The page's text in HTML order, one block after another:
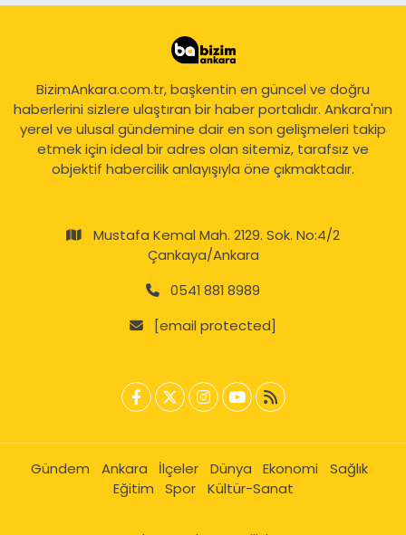
BizimAnkara.com.tr, başkentin en güncel ve doğru
haberlerini sizlere ulaştıran bir haber portalıdır. Ankara'nın
yerel ve ulusal gündemine dair en son gelişmeleri takip
etmek için ideal bir adres olan sitemiz, tarafsız ve
objektif habercilik anlayışıyla öne çıkmaktadır.
Mustafa Kemal Mah. 2129. Sok. No:4/2
Çankaya/Ankara
0541 881 8989
[email protected]
Gündem Ankara İlçeler Dünya Ekonomi
Sağlık
Eğitim
Spor Kültür-Sanat